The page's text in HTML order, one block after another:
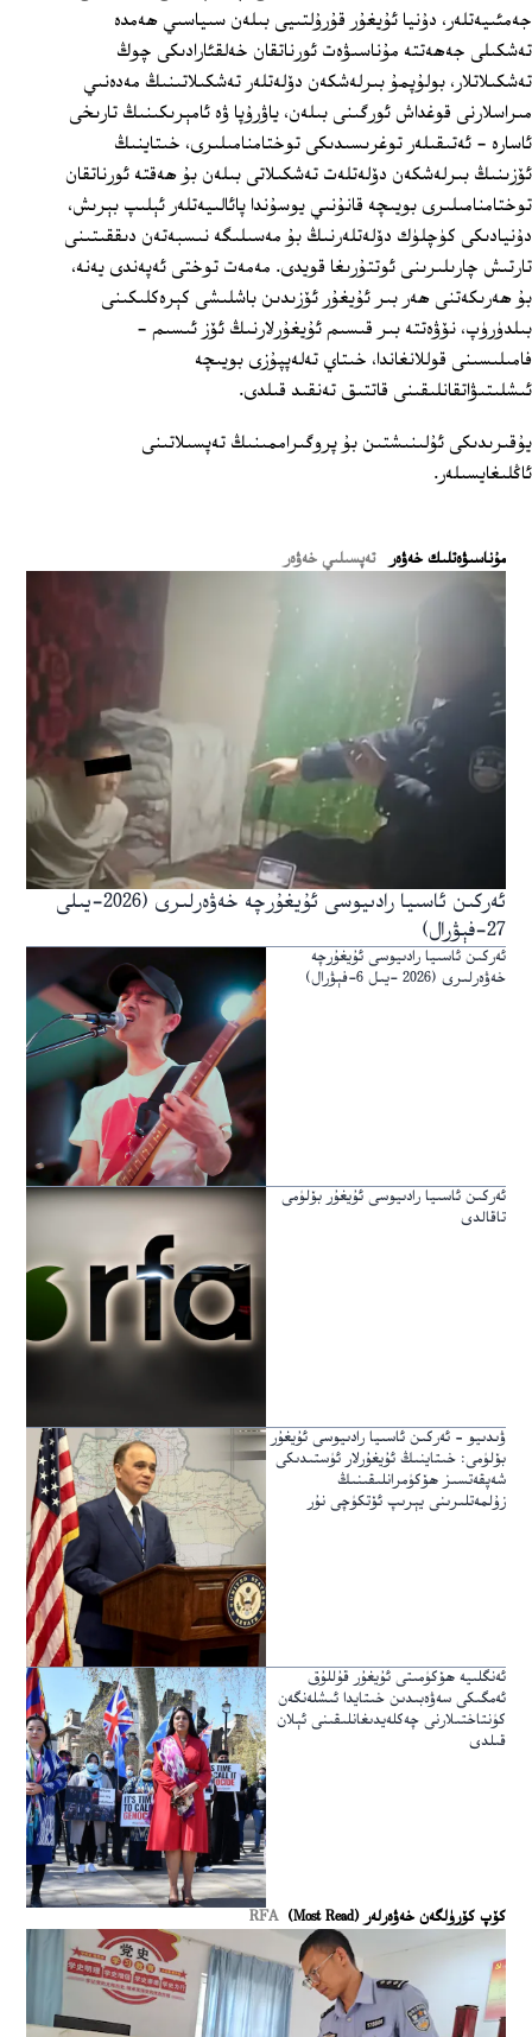
جەمئىيەتلەر، دۇنيا ئۇيغۇر قۇرۇلتىيى بىلەن سىياسىي ھەمدە
تەشكىلى جەھەتتە مۇناسىۋەت ئورناتقان خەلقئارادىكى چوڭ
تەشكىلاتلار، بولۇپمۇ بىرلەشكەن دۆلەتلەر تەشكىلاتىنىڭ مەدەنىي
مىراسلارنى قوغداش ئورگىنى بىلەن، ياۋرۇپا ۋە ئامېرىكىنىڭ تارىخى
ئاسارە - ئەتىقىلەر توغرىسىدىكى توختامنامىلىرى، خىتاينىڭ
ئۆزىنىڭ بىرلەشكەن دۆلەتلەت تەشكىلاتى بىلەن بۇ ھەقتە ئورناتقان
توختامنامىلىرى بويىچە قانۇنىي يوسۇندا پائالىيەتلەر ئېلىپ بېرىش،
دۇنيادىكى كۈچلۈك دۆلەتلەرنىڭ بۇ مەسىلىگە نىسبەتەن دىققىتىنى
تارتىش چارىلىرىنى ئوتتۇرىغا قويدى. مەمەت توختى ئەپەندى يەنە،
بۇ ھەرىكەتنى ھەر بىر ئۇيغۇر ئۆزىدىن باشلىشى كېرەكلىكىنى
بىلدۈرۈپ، نۆۋەتتە بىر قىسىم ئۇيغۇرلارنىڭ ئۆز ئىسىم -
فامىلىسىنى قوللانغاندا، خىتاي تەلەپپۇزى بويىچە
ئىشلىتىۋاتقانلىقىنى قاتتىق تەنقىد قىلدى.
يۇقىرىدىكى ئۇلىنىشتىن بۇ پروگىراممىنىڭ تەپسىلاتىنى
ئاڭلىغايسىلەر.
ﻣﯘﻧﺎﺳﯩﯟﻩﺗﻠﯩﻚ ﺧﻪﯞﻩﺭ تەپسىلىي خەۋەر
ئەركىن ئاسىيا رادىيوسى ئۇيغۇرچە خەۋەرلىرى (2026-يىلى
27-فېۋرال)
ئەركىن ئاسىيا رادىيوسى ئۇيغۇرچە
خەۋەرلىرى (2026 -يىل 6-فېۋرال)
ئەركىن ئاسىيا رادىيوسى ئۇيغۇر بۆلۈمى
تاقالدى
ۋىدىيو – ئەركىن ئاسىيا رادىيوسى ئۇيغۇر
بۆلۈمى: خىتاينىڭ ئۇيغۇرلار ئۈستىدىكى
شەپقەتسىز ھۆكۈمرانلىقىنىڭ
زۇلمەتلىرىنى يېرىپ ئۆتكۈچى نۇر
ئەنگلىيە ھۆكۈمىتى ئۇيغۇر قۇللۇق
ئەمگىكى سەۋەبىدىن خىتايدا ئىشلەنگەن
كۈنتاختىلارنى چەكلەيدىغانلىقىنى ئېلان
قىلدى
كۆپ كۆرۈلگەن خەۋەرلەر (Most Read) RFA